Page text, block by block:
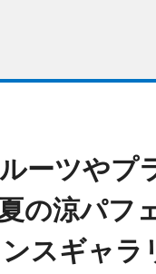
ーツやプ
の涼パ
スギャラ